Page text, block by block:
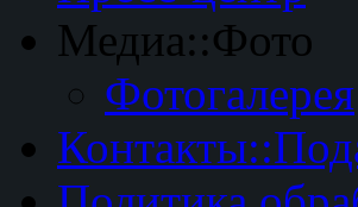
Медиа::Фото
Фотогалерея